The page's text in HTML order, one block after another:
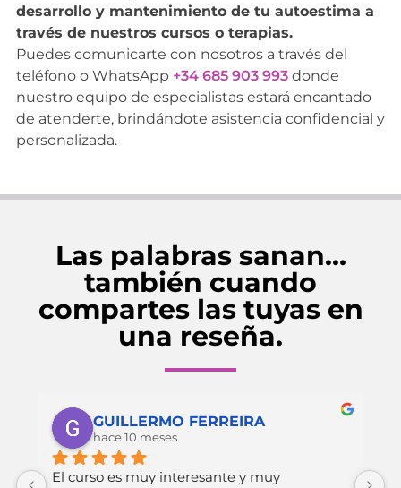
desarrollo y mantenimiento de tu autoestima a
través de nuestros cursos o terapias.
Puedes comunicarte con nosotros a través del
teléfono o WhatsApp +34 685 903 993donde
nuestro equipo de especialistas estará encantado
de atenderte, brindándote asistencia confidencial y
personalizada.
Las palabras sanan…
también cuando
compartes las tuyas en
una reseña.
GUILLERMO FERREIRA
hace 10 meses
El curso es muy interesante y muy